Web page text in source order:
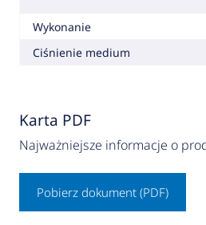
Wykonanie
Ciśnienie medium
Karta PDF
Najważniejsze informacje o
Pobierz dokument (PDF)